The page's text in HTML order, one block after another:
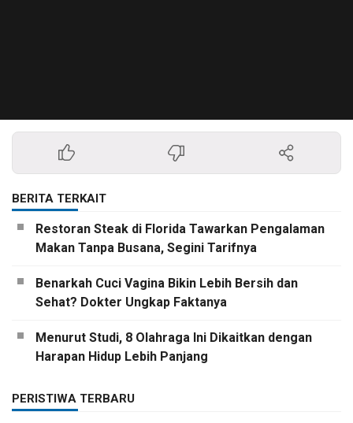
BERITA TERKAIT
Restoran Steak di Florida Tawarkan Pengalaman
Makan Tanpa Busana, Segini Tarifnya
Benarkah Cuci Vagina Bikin Lebih Bersih dan
Sehat? Dokter Ungkap Faktanya
Menurut Studi, 8 Olahraga Ini Dikaitkan dengan
Harapan Hidup Lebih Panjang
PERISTIWA TERBARU